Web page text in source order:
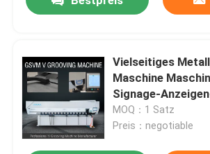
Vielseitiges
Maschine
Signage-
MOQ：1 Satz
Preis：negotiable